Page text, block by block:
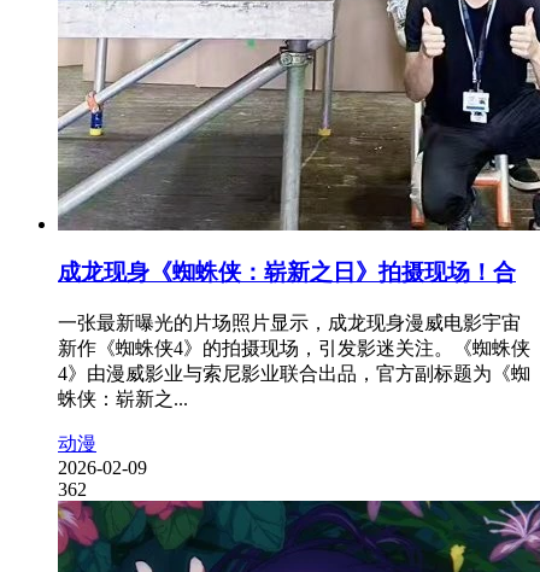
成龙现身《蜘蛛侠：崭新之日》拍摄现场！合
一张最新曝光的片场照片显示，成龙现身漫威电影宇宙
新作《蜘蛛侠4》的拍摄现场，引发影迷关注。《蜘蛛侠
4》由漫威影业与索尼影业联合出品，官方副标题为《蜘
蛛侠：崭新之...
动漫
2026-02-09
362